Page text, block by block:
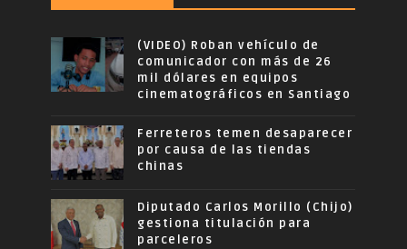
(VIDEO) Roban vehículo de
comunicador con más de 26
mil dólares en equipos
cinematográficos en Santiago
Ferreteros temen desaparecer
por causa de las tiendas
chinas
Diputado Carlos Morillo (Chijo)
gestiona titulación para
parceleros